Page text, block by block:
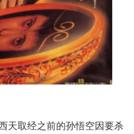
天取经之前的孙悟空因要杀